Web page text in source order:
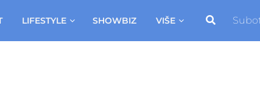
LIFESTYLE SHOWBIZ VIŠE